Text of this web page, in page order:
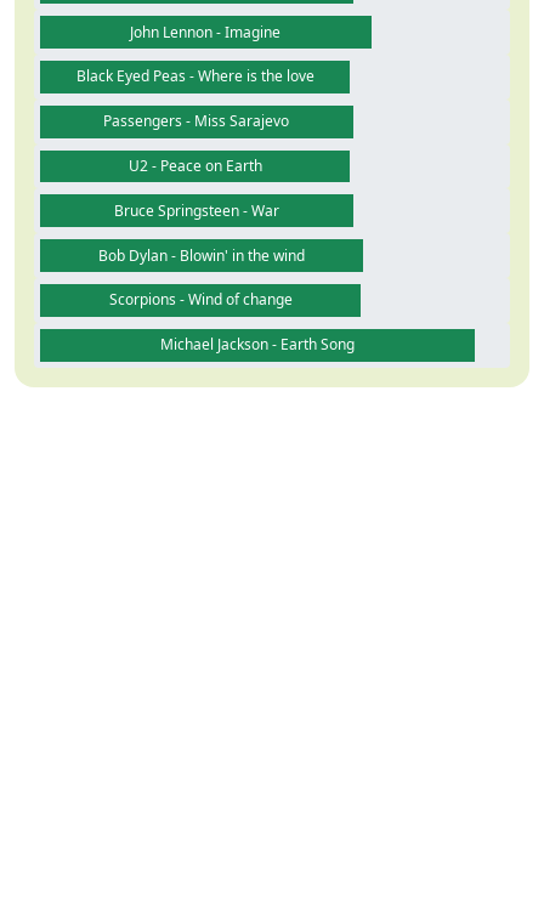
John Lennon - Imagine
Black Eyed Peas - Where is the love
Passengers - Miss Sarajevo
U2 - Peace on Earth
Bruce Springsteen - War
Bob Dylan - Blowin' in the wind
Scorpions - Wind of change
Michael Jackson - Earth Song